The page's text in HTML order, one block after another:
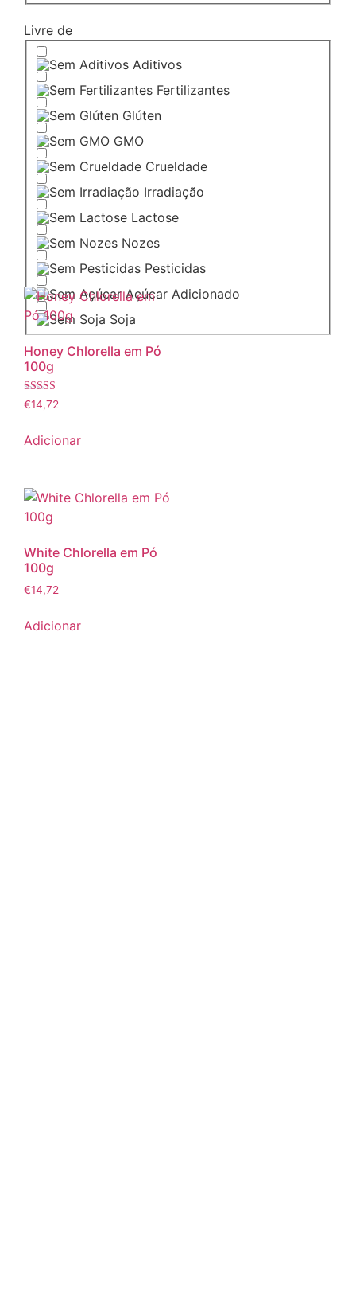
Livre de
Aditivos
Fertilizantes
Glúten
GMO
Crueldade
Irradiação
Lactose
Nozes
Pesticidas
Açúcar Adicionado
Soja
Honey Chlorella em Pó
100g
Avaliação
5.00
€14,72
Adicionar
White Chlorella em Pó
100g
€14,72
Adicionar